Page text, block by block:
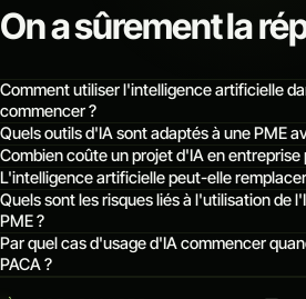
On a sûrement la
Comment utiliser l'intelligence artificielle
commencer ?
Quels outils d'IA sont adaptés à une PME
Combien coûte un projet d'IA en entreprise
L'intelligence artificielle peut-elle
Quels sont les risques liés à l'utilisation de
PME ?
Par quel cas d'usage d'IA commencer
PACA ?